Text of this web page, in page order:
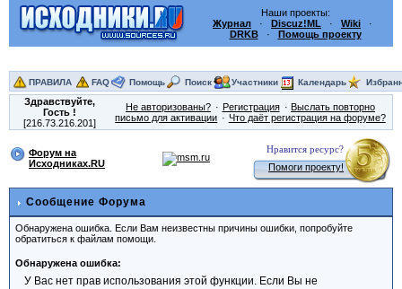
Наши проекты:
Журнал · Discuz!ML · Wiki ·
DRKB· Помощь проекту
ПРАВИЛА FAQ Помощь Поиск Участники Календарь
Здравствуйте,
Гость!
[216.73.216.201]
Не авторизованы? Регистрация
Выслать повторно
письмо для активации
Что даёт регистрация на форуме?
Форум на
Исходниках.RU
Нравится ресурс?
Помоги проекту!
Сообщение Форума
Обнаружена ошибка. Если Вам неизвестны причины ошибки, попробуйте
обратиться к файлам помощи.
Обнаружена ошибка:
У Вас нет прав использования этой функции. Если Вы не